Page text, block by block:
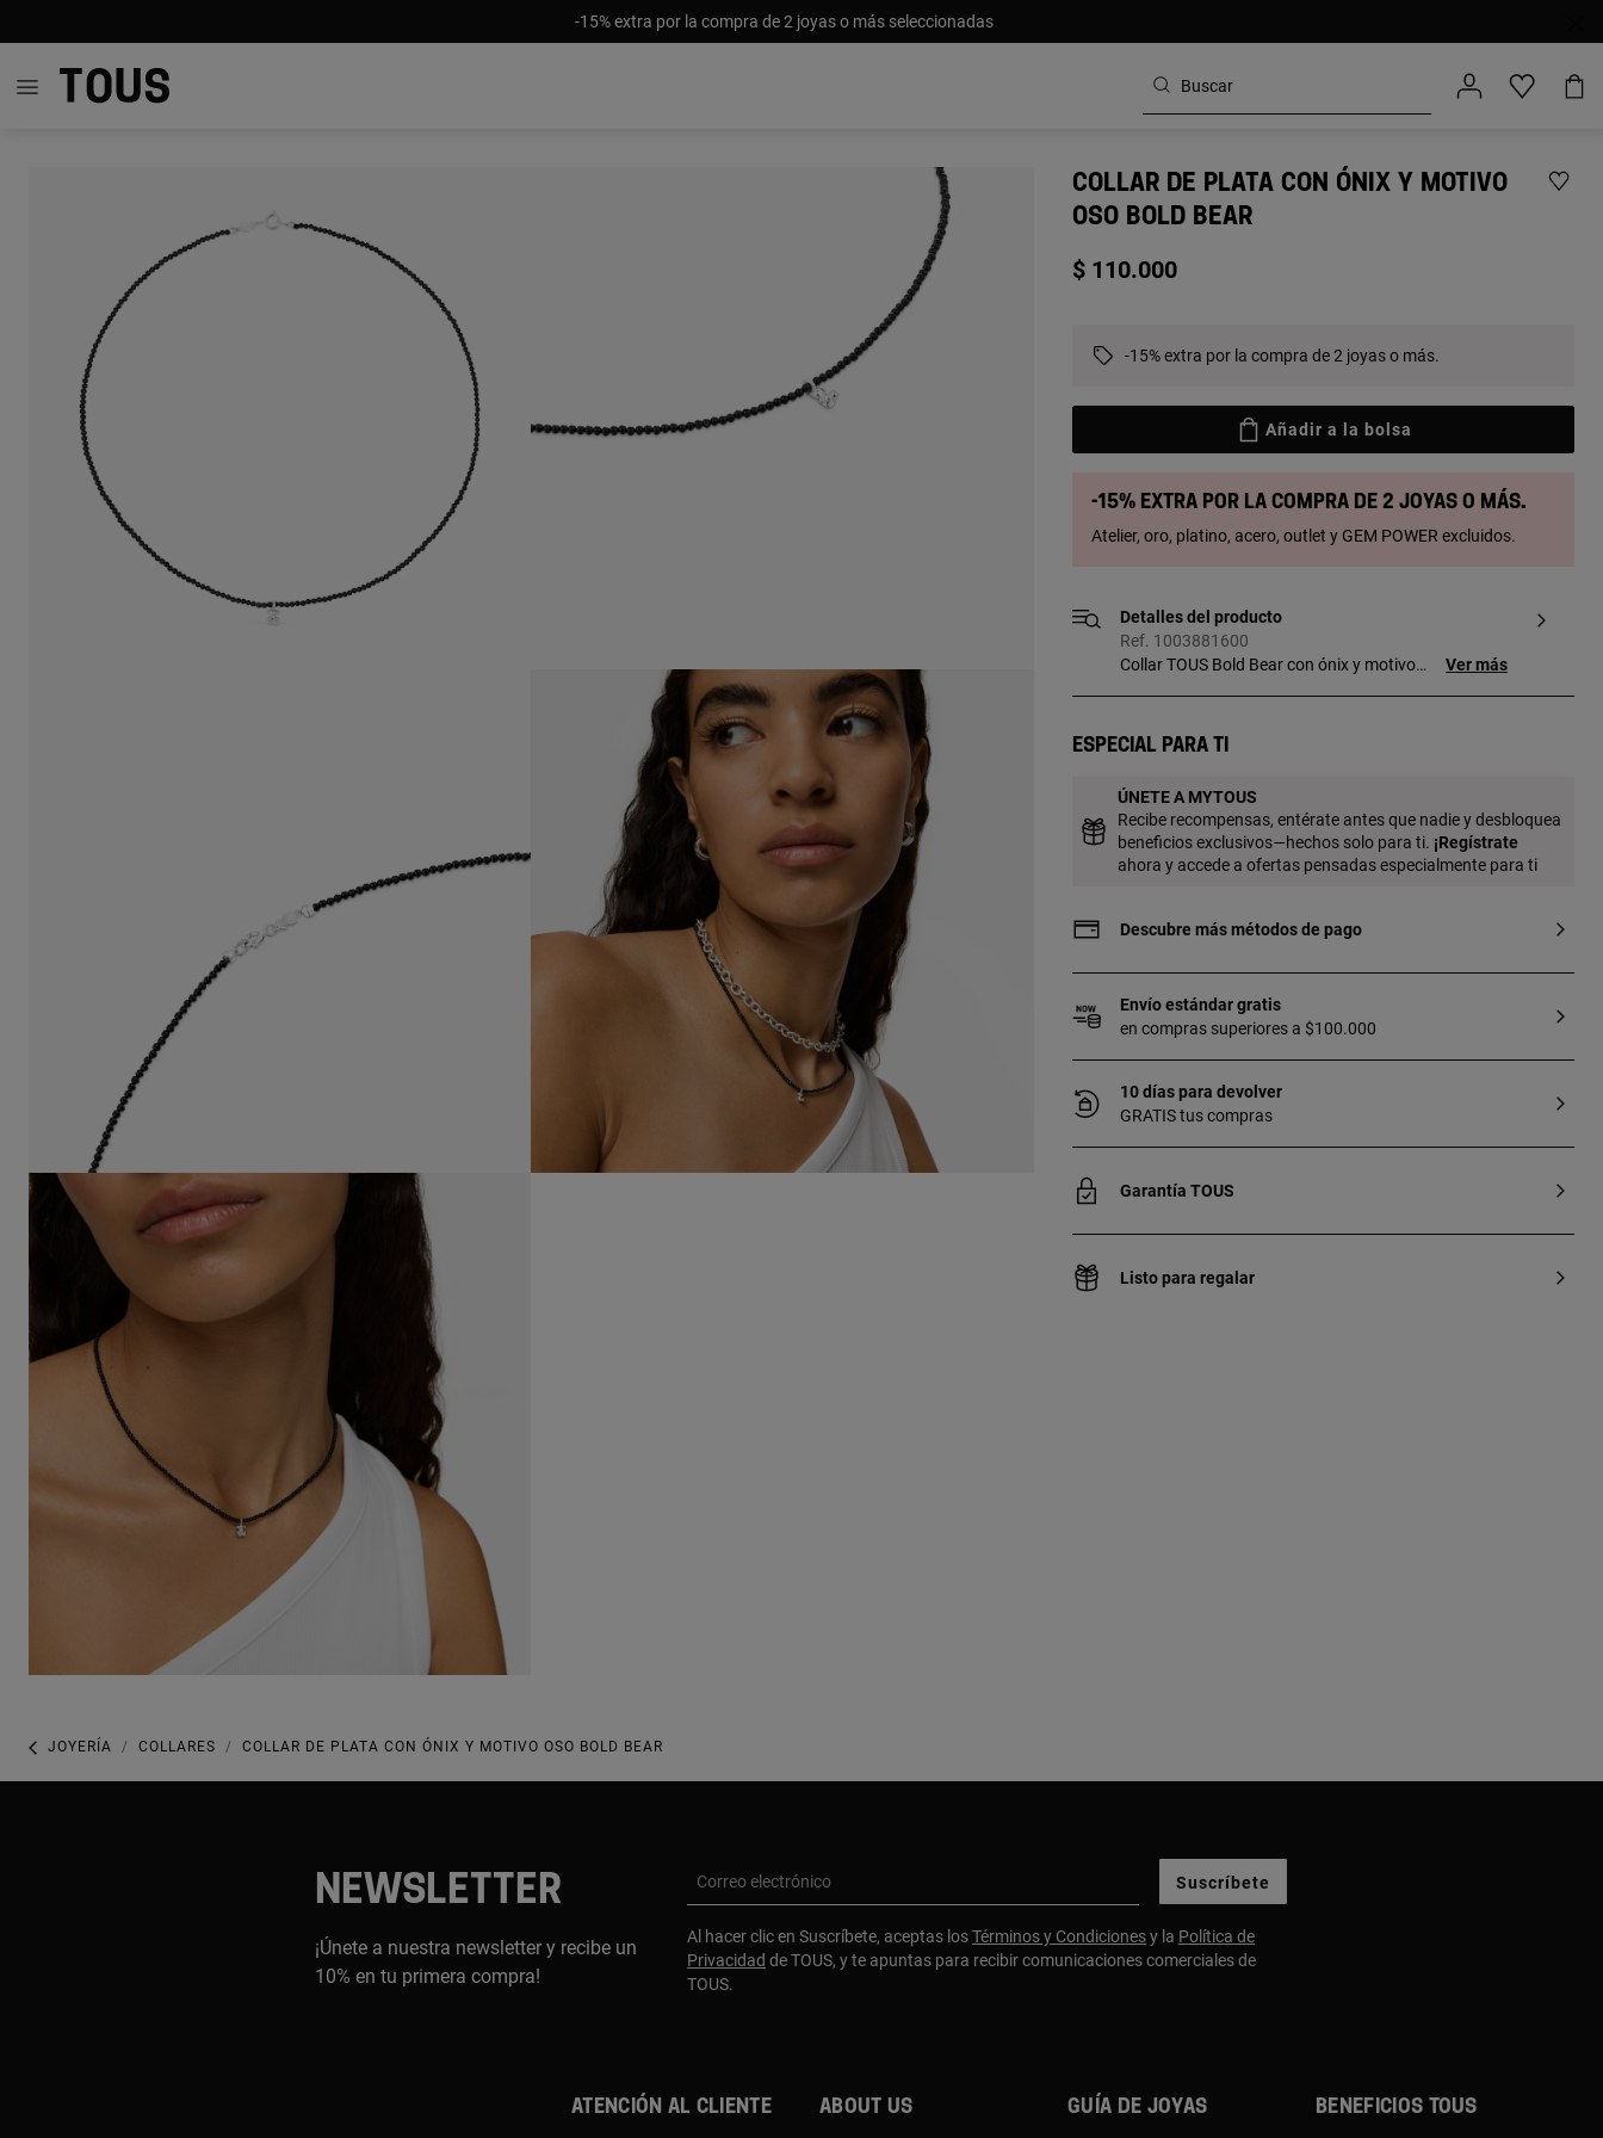
-15% extra por la compra de 2 joyas o más seleccionadas
COLLAR DE PLATA CON ÓNIX Y MOTIVO
OSO BOLD BEAR
$ 110.000
-15% extra por la compra de 2 joyas o más.
Añadir a la bolsa
-15% extra por la compra de 2 joyas o más.
Atelier, oro, platino, acero, outlet y GEM POWER excluidos.
Detalles del producto
Ref. 1003881600
Collar TOUS Bold Bear con ónix y motivo
oso: 5,5 mm. Longitud collar: 42 cm.
Ver más
Especial para ti
ÚNETE A MYTOUS
Recibe recompensas, entérate antes que nadie y desbloquea
beneficios exclusivos—hechos solo para ti. ¡Regístrate
ahora y accede a ofertas pensadas especialmente para ti
Descubre más métodos de pago
Envío estándar gratis
en compras superiores a $100.000
10 días para devolver
GRATIS tus compras
Garantía TOUS
Listo para regalar
JOYERÍA COLLARES COLLAR DE PLATA CON ÓNIX Y MOTIVO OSO BOLD BEAR
NEWSLETTER
¡Únete a nuestra newsletter y recibe un
10% en tu primera compra!
Correo electrónico Suscríbete
Al hacer clic en Suscríbete, aceptas losTérminos y Condicionesy la Política de
Privacidad de TOUS, y te apuntas para recibir comunicaciones comerciales de
TOUS.
Atención al cliente About us Guía de joyas Beneficios TOUS